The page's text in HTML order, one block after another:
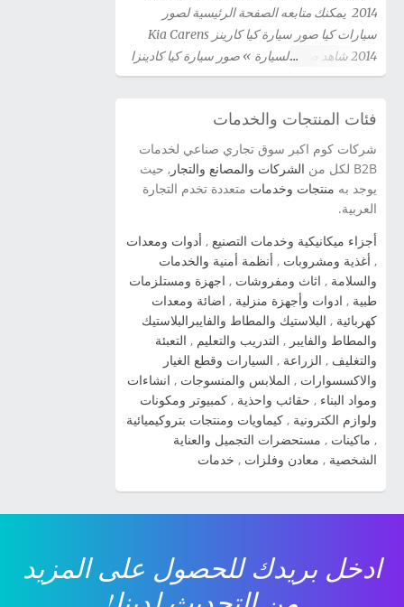
2014 يمكنك متابعه الصفحة الرئيسية لصور
سيارات كيا صور سيارة كيا كارينز Kia Carens
2014 شاهد صور السيارة » صور سيارة كيا كادينزا
Kia Cadenza 2014 شاهد صور السيارة » صور
شاهد صور السيارة » صور سيارة كيا اوبتيما Kia
Optima 2014 شاهد صور السيارة » سيارة كيا
سورينتو Kia Sorento 2014 شاهد صور السيارة »
cerato شاهد صور السيارة » صور سياراة سبورتاج
2014 شاهد صور السيارة » صور سيارات كيا اوبتيما
2014 شاهد صور السيارة » صور سيارات كيا سول
2014 شاهد صور السيارة » صور سيارات كيا بيكانتو
2014 شاهد صور السيارة » صور سيارات كيا
سيراتو 2014 شاهد صور السيارة » صورة سيارة
كيا ريو 2014 شاهد صور السيارة » صور سيارة كيا
kia cadenza 2014 شاهد صور السيارة » ...
فئات المنتجات والخدمات
شركات كوم اكبر سوق تجاري صناعي لخدمات
B2B لكل من
الشركات والمصانع والتجار , حيث
يوجد به منتجات وخدمات متعددة تخدم التجارة
العربية.
أجزاء ميكانيكية وخدمات التصنيع , أدوات ومعدات
, أغذية ومشروبات , أنظمة أمنية والخدمات
والسلامة , اثاث ومفروشات , اجهزة ومستلزمات
طبية , ادوات وأجهزة منزلية , اضائة ومعدات
كهربائية , البلاستيك والمطاط والفايبرالبلاستيك
والمطاط والفايبر , التدريب والتعليم , التعبئة
والتغليف , الزراعة , السيارات وقطع الغيار
والاكسسوارات , الملابس والمنسوجات , انشاءات
ومواد البناء , حقائب واحذية , كمبيوتر ومكونات
ولوازم الكترونية , كيماويات ومنتجات بتروكيميائية
, ماكينات , مستحضرات التجميل والعناية
الشخصية , معادن وفلزات , خدمات
ادخل بريدك للحصول على المزيد